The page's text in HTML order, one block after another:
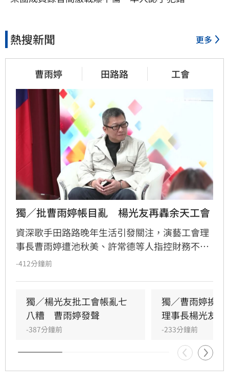
熱搜新聞 更多
曹雨婷 田路路 工會
獨／批曹雨婷帳目亂　楊光友再轟余天工會
資深歌手田路路晚年生活引發關注，演藝工會理
事長曹雨婷遭池秋美、許常德等人指控財務不透
明及未照顧資深藝人，引發演藝圈軒然大波。針
會無關，更直言演藝圈工會林立現象混亂，強調
自己成立的台灣演藝人員協會運作順利，不願捲
入紛爭。這場關於藝人工會權益與財務管理的爭
議，隨著各界大咖發聲，讓演藝圈內部矛盾浮上
檯面，也凸顯了資深藝人照護制度的結構性問
題，引發社會廣泛關注與討論。
-412分鐘前
獨／楊光友批工會帳亂七
八糟　曹雨婷發聲
-387分鐘前
獨／曹雨婷挨
理事長楊光友開
-233分鐘前